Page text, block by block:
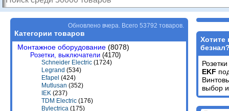
Обновлено вчера. Всего 53792 товаров.
Категории товаров
Монтажное оборудование (8078)
Розетки, выключатели (4170)
Schneider Electric (1724)
Legrand (534)
Efapel (424)
Mutlusan (352)
IEK (237)
TDM Electric (176)
Bylectrica (175)
Хотите
Розетки
EKF
выбор